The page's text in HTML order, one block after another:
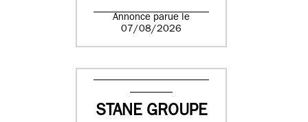
Annonce parue le
07/08/2026
STANE GROUPE